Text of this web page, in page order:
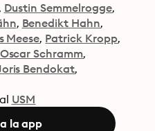
Dustin Semmelrogge
Benedikt Hahn
Meese Patrick Kropp
Schramm
Bendokat
USM
la app